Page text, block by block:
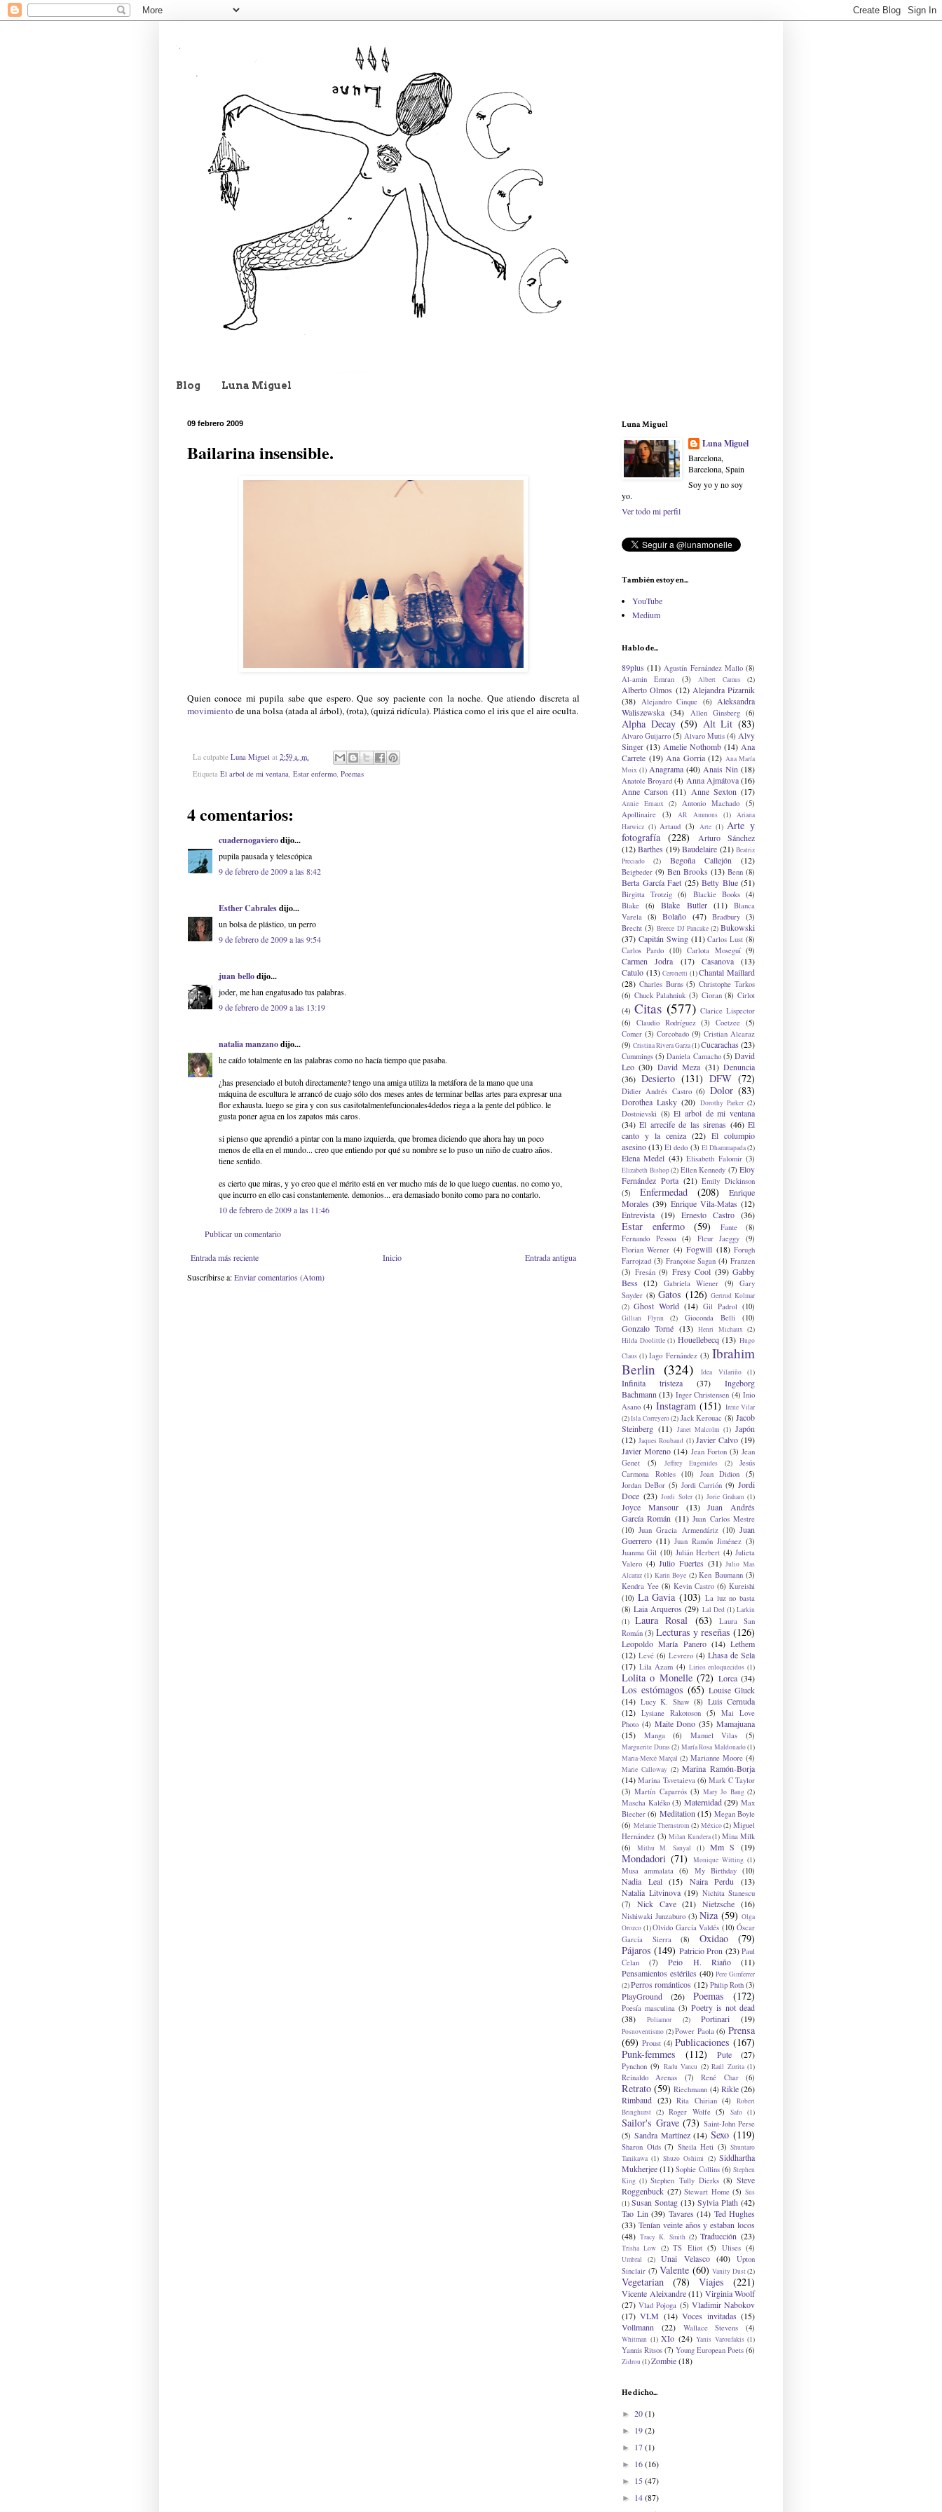
Blog Luna Miguel
09 febrero 2009
Bailarina insensible.
Quien conoce mi pupila sabe que espero. Que soy paciente con la noche. Que atiendo discreta al
movimiento de una bolsa (atada al árbol), (rota), (quizá ridícula). Plástica como el iris que el aire oculta.
La culpable Luna Miguel at 2:59 a. m.
Etiqueta El arbol de mi ventana, Estar enfermo, Poemas
4 comentarios:
cuadernogavierodijo...
pupila pausada y telescópica
9 de febrero de 2009 a las 8:42
Esther Cabralesdijo...
un bolsa de plástico, un perro
9 de febrero de 2009 a las 9:54
juan bellodijo...
joder, me han engatusado tus palabras.
9 de febrero de 2009 a las 13:19
natalia manzanodijo...
he caído totalmente en las palabras como no hacía tiempo que pasaba.
¿has presenciado el butoh directamente? tengo una amiga utiliza la metáfora de la mano que una
máquina de escultura le arrancó de cuajo sólo dos meses antes de terminar bellas artes para expresar una
flor exhausta. luego se gira y con sus casitotalmentefuncionales4dedos riega a la gente del público. le
gusta poner agua en los zapatos más caros.
si pienso que aprendió a pintar con la mano izquierda, que bromea diciendo que ahora hay un poco
menos de ella en el mundo... creo que entiendo por qué su nombre se lo puso un niño de cuatro años.
tiene sentido.
es cierto que miras, y yo creo que el mérito está en ver mucho más de lo que luego cuentas. no como yo,
que incurro en ello casi constantemente. demonios... era demasiado bonito como para no contarlo.
10 de febrero de 2009 a las 11:46
Publicar un comentario
Entrada más reciente Entrada antigua
Inicio
Suscribirse a:Enviar comentarios (Atom)
Luna Miguel
Luna Miguel
Barcelona,
Barcelona, Spain
Soy yo y no soy
yo.
Ver todo mi perfil
También estoy en...
YouTube
Medium
Hablo de...
89plus (11) Agustín Fernández Mallo (8)
Al-amin Emran
(3) Albert Camus (2)
Alberto Olmos (12) Alejandra Pizarnik
(38)
Alejandro Cinque (6)
Aleksandra
Waliszewska (34) Allen Ginsberg (6)
Alpha Decay (59) Alt Lit (83)
Alvaro Guijarro (5) Alvaro Mutis (4) Alvy
Singer (13) Amelie Nothomb (14) Ana
Carrete (19) Ana Gorria (12) Ana María
Moix (1) Anagrama (40) Anais Nin (18)
Anatole Broyard (4) Anna Ajmátova (16)
Anne Carson (11) Anne Sexton (17)
Annie Ernaux (2) Antonio Machado
(5)
Apollinaire
(3) AR Ammons (1)
Ariana
Harwicz (1) Artaud (3) Arte (1) Arte y
fotografía (228)
Arturo Sánchez
(12) Barthes (19) Baudelaire (21) Beatriz
Preciado
(2) Begoña Callejón (12)
Beigbeder (9) Ben Brooks (13) Benn (8)
Berta García Faet (25) Betty Blue (51)
Birgitta Trotzig (6) Blackie Books (4)
Blake
(6) Blake Butler (11)
Blanca
Varela
(8) Bolaño (47) Bradbury (3)
Brecht (3) Breece DJ Pancake (2) Bukowski
(37) Capitán Swing (11) Carlos Lust (8)
Carlos Pardo (10) Carlota Moseguí (9)
Carmen Jodra (17) Casanova
(13)
Catulo (13) Ceronetti (1) Chantal Maillard
(28) Charles Burns (5) Christophe Tarkos
(6) Chuck Palahniuk (3) Cioran (8) Cirlot
(4) Citas (577) Clarice Lispector
(6)
Claudio Rodríguez (3) Coetzee (5)
Comer (3) Corcobado (9) Cristian Alcaraz
(9) Cristina Rivera Garza(1)Cucarachas (23)
Cummings (5) Daniela Camacho (5) David
Leo (30) David Meza (31) Denuncia
(36) Desierto (131) DFW (72)
Didier Andrés Castro (6) Dolor (83)
Dorothea Lasky (20) Dorothy Parker (2)
Dostoievski (8) El arbol de mi ventana
(34) El arrecife de las sirenas (46) El
canto y la ceniza (22) El columpio
asesino(13) El dedo (3) El Dhammapada(2)
Elena Medel (43) Elisabeth Falomir (3)
Elizabeth Bishop(2) Ellen Kennedy (7) Eloy
Fernández Porta (21) Emily Dickinson
(5)
Enfermedad (208)
Enrique
Morales (39) Enrique Vila-Matas (12)
Entrevista (19) Ernesto Castro (36)
Estar enfermo (59) Fante
(8)
Fernando Pessoa
(4) Fleur Jaeggy
(9)
Florian Werner (4) Fogwill (18) Forugh
Farrojzad (3) Françoise Sagan (4) Franzen
(3) Fresán (9) Fresy Cool (39) Gabby
Bess (12) Gabriela Wiener (9)
Gary
Snyder (8) Gatos (126) Gertrud Kolmar
(2) Ghost World (14) Gil Padrol (10)
Gillian Flynn (2) Gioconda Belli (10)
Gonzalo Torné (13) Henri Michaux (2)
Hilda Doolittle (1) Houellebecq (13) Hugo
Claus (1) Iago Fernández (3) Ibrahim
Berlin (324) Idea Vilariño (1)
Infinita tristeza (37)
Ingeborg
Bachmann (13) Inger Christensen (4) Inio
Asano (4) Instagram (151) Irene Vilar
(2)Isla Correyero(2) Jack Kerouac (8) Jacob
Steinberg (11) Janet Malcolm (1) Japón
(12) Jaques Roubaud (1) Javier Calvo (19)
Javier Moreno (14) Jean Forton (3) Jean
Genet
(5) Jeffrey Eugenides (2)
Jesús
Carmona Robles
(10) Joan Didion
(5)
Jordan DeBor (5) Jordi Carrión (9) Jordi
Doce (23) Jordi Soler (1) Jorie Graham (1)
Joyce Mansour (13)
Juan Andrés
García Román (11) Juan Carlos Mestre
(10) Juan Gracia Armendáriz (10) Juan
Guerrero (11) Juan Ramón Jiménez (3)
Juanma Gil (10) Julián Herbert (4) Julieta
Valero (4) Julio Fuertes (31) Julio Mas
Alcaraz (1) Karin Boye (2) Ken Baumann (3)
Kendra Yee (8) Kevin Castro (6) Kureishi
(10) La Gavia (103) La luz no basta
(8) Laia Arqueros (29) Lal Ded (1) Larkin
(1)
Laura Rosal (63)
Laura San
Román (3) Lecturas y reseñas (126)
Leopoldo María Panero (14) Lethem
(12) Levé (6) Levrero (4) Lhasa de Sela
(17) Lila Azam (4) Lirios enloquecidos (1)
Lolita o Monelle (72) Lorca (34)
Los estómagos (65) Louise Gluck
(14) Lucy K. Shaw (8) Luis Cernuda
(12) Lysiane Rakotoson (5)
Mai Love
Photo (4) Maite Dono (35) Mamajuana
(15)
Manga (6) Manuel Vilas (5)
Marguerite Duras(2) María Rosa Maldonado(1)
Maria-Mercè Marçal (2) Marianne Moore (4)
Marie Calloway (2) Marina Ramón-Borja
(14) Marina Tsvetaieva (6) Mark C Taylor
(3) Martín Caparrós (3) Mary Jo Bang (2)
Mascha Kaléko (3) Maternidad (29) Max
Blecher (6) Meditation (15) Megan Boyle
(6) Melanie Thernstrom (2) México (2) Miguel
Hernández (3) Milan Kundera(1) Mina Milk
(6)
Mithu M. Sanyal (1) Mm S (19)
Mondadori (71) Monique Witting (1)
Musa ammalata (6) My Birthday (10)
Nadia Leal (15) Naira Perdu
(13)
Natalia Litvinova (19) Nichita Stanescu
(7)
Nick Cave (21) Nietzsche (16)
Nishiwaki Junzaburo (3) Niza (59) Olga
Orozco (1)Olvido García Valdés (10) Óscar
García Sierra
(8) Oxidao
(79)
Pájaros (149) Patricio Pron (23) Paul
Celan
(7) Peio H. Riaño
(11)
Pensamientos estériles (40) Pere Gimferrer
(2)Perros románticos (12) Philip Roth (3)
PlayGround (26) Poemas (172)
Poesía masculina (3) Poetry is not dead
(38)
Poliamor (2) Portinari (19)
Posnoventismo (2) Power Paola (6) Prensa
(69) Proust (4) Publicaciones (167)
Punk-femmes
(112) Pute (27)
Pynchon (9) Radu Vancu (2) Raúl Zurita (1)
Reinaldo Arenas (7) René Char (6)
Retrato (59) Riechmann (4) Rikle (26)
Rimbaud (23) Rita Chirian (4)
Robert
Bringhurst (2) Roger Wolfe (5) Safo (1)
Sailor's Grave (73) Saint-John Perse
(5) Sandra Martínez (14) Sexo (119)
Sharon Olds (7) Sheila Heti (3) Shuntaro
Tanikawa (1) Shuzo Oshimi (2) Siddhartha
Mukherjee (11) Sophie Collins (6) Stephen
King (1) Stephen Tully Dierks (8) Steve
Roggenbuck (27) Stewart Home (5) Sus
(1) Susan Sontag (13) Sylvia Plath (42)
Tao Lin (39) Tavares (14) Ted Hughes
(33) Tenían veinte años y estaban locos
(48) Tracy K. Smith (2) Traducción (23)
Trisha Low (2) TS Eliot (5) Ulises (4)
Umbral (2) Unai Velasco (40)
Upton
Sinclair (7) Valente (60) Vanity Dust(2)
Vegetarian (78) Viajes (221)
Vicente Aleixandre (11) Virginia Woolf
(27) Vlad Pojoga (5) Vladimir Nabokov
(17) VLM (14) Voces invitadas (15)
Vollmann
(22) Wallace Stevens (4)
Whitman (1) XIo (24) Yanis Varoufakis (1)
Yannis Ritsos (7) Young European Poets (6)
Zidrou(1)Zombie(18)
He dicho...
► 20(1)
► 19(2)
► 17(1)
► 16(16)
► 15(47)
► 14(87)